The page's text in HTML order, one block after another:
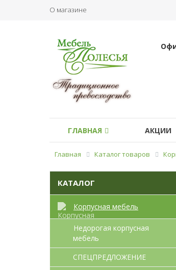
О магазине
ГЛАВНАЯ АКЦИИ
Главная Каталог товаров
КАТАЛОГ
Корпусная мебель
Недорогая корпусная
мебель
СПЕЦПРЕДЛОЖЕНИЕ